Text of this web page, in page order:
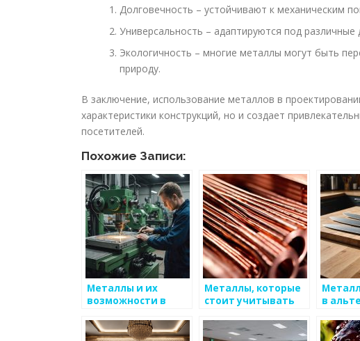
Долговечность – устойчивают к механическим
Универсальность – адаптируются под различные
Экологичность – многие металлы могут быть
природу.
В заключение, использование металлов в
характеристики конструкций, но и создает
посетителей.
Похожие Записи:
Металлы и их
возможности в
проектировании
Металлы, которые
стоит учитывать
проектировании
в